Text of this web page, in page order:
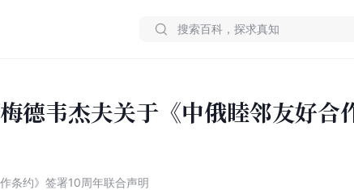
德韦杰夫关于《中俄睦邻友好合
条约》签署10周年联合声明